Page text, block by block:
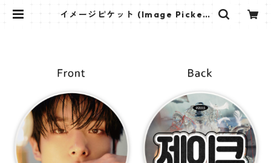
イメージピケット (Image Picket)